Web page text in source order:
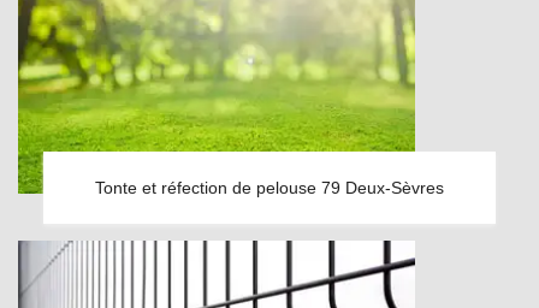
Tonte et réfection de pelouse 79 Deux-Sèvres